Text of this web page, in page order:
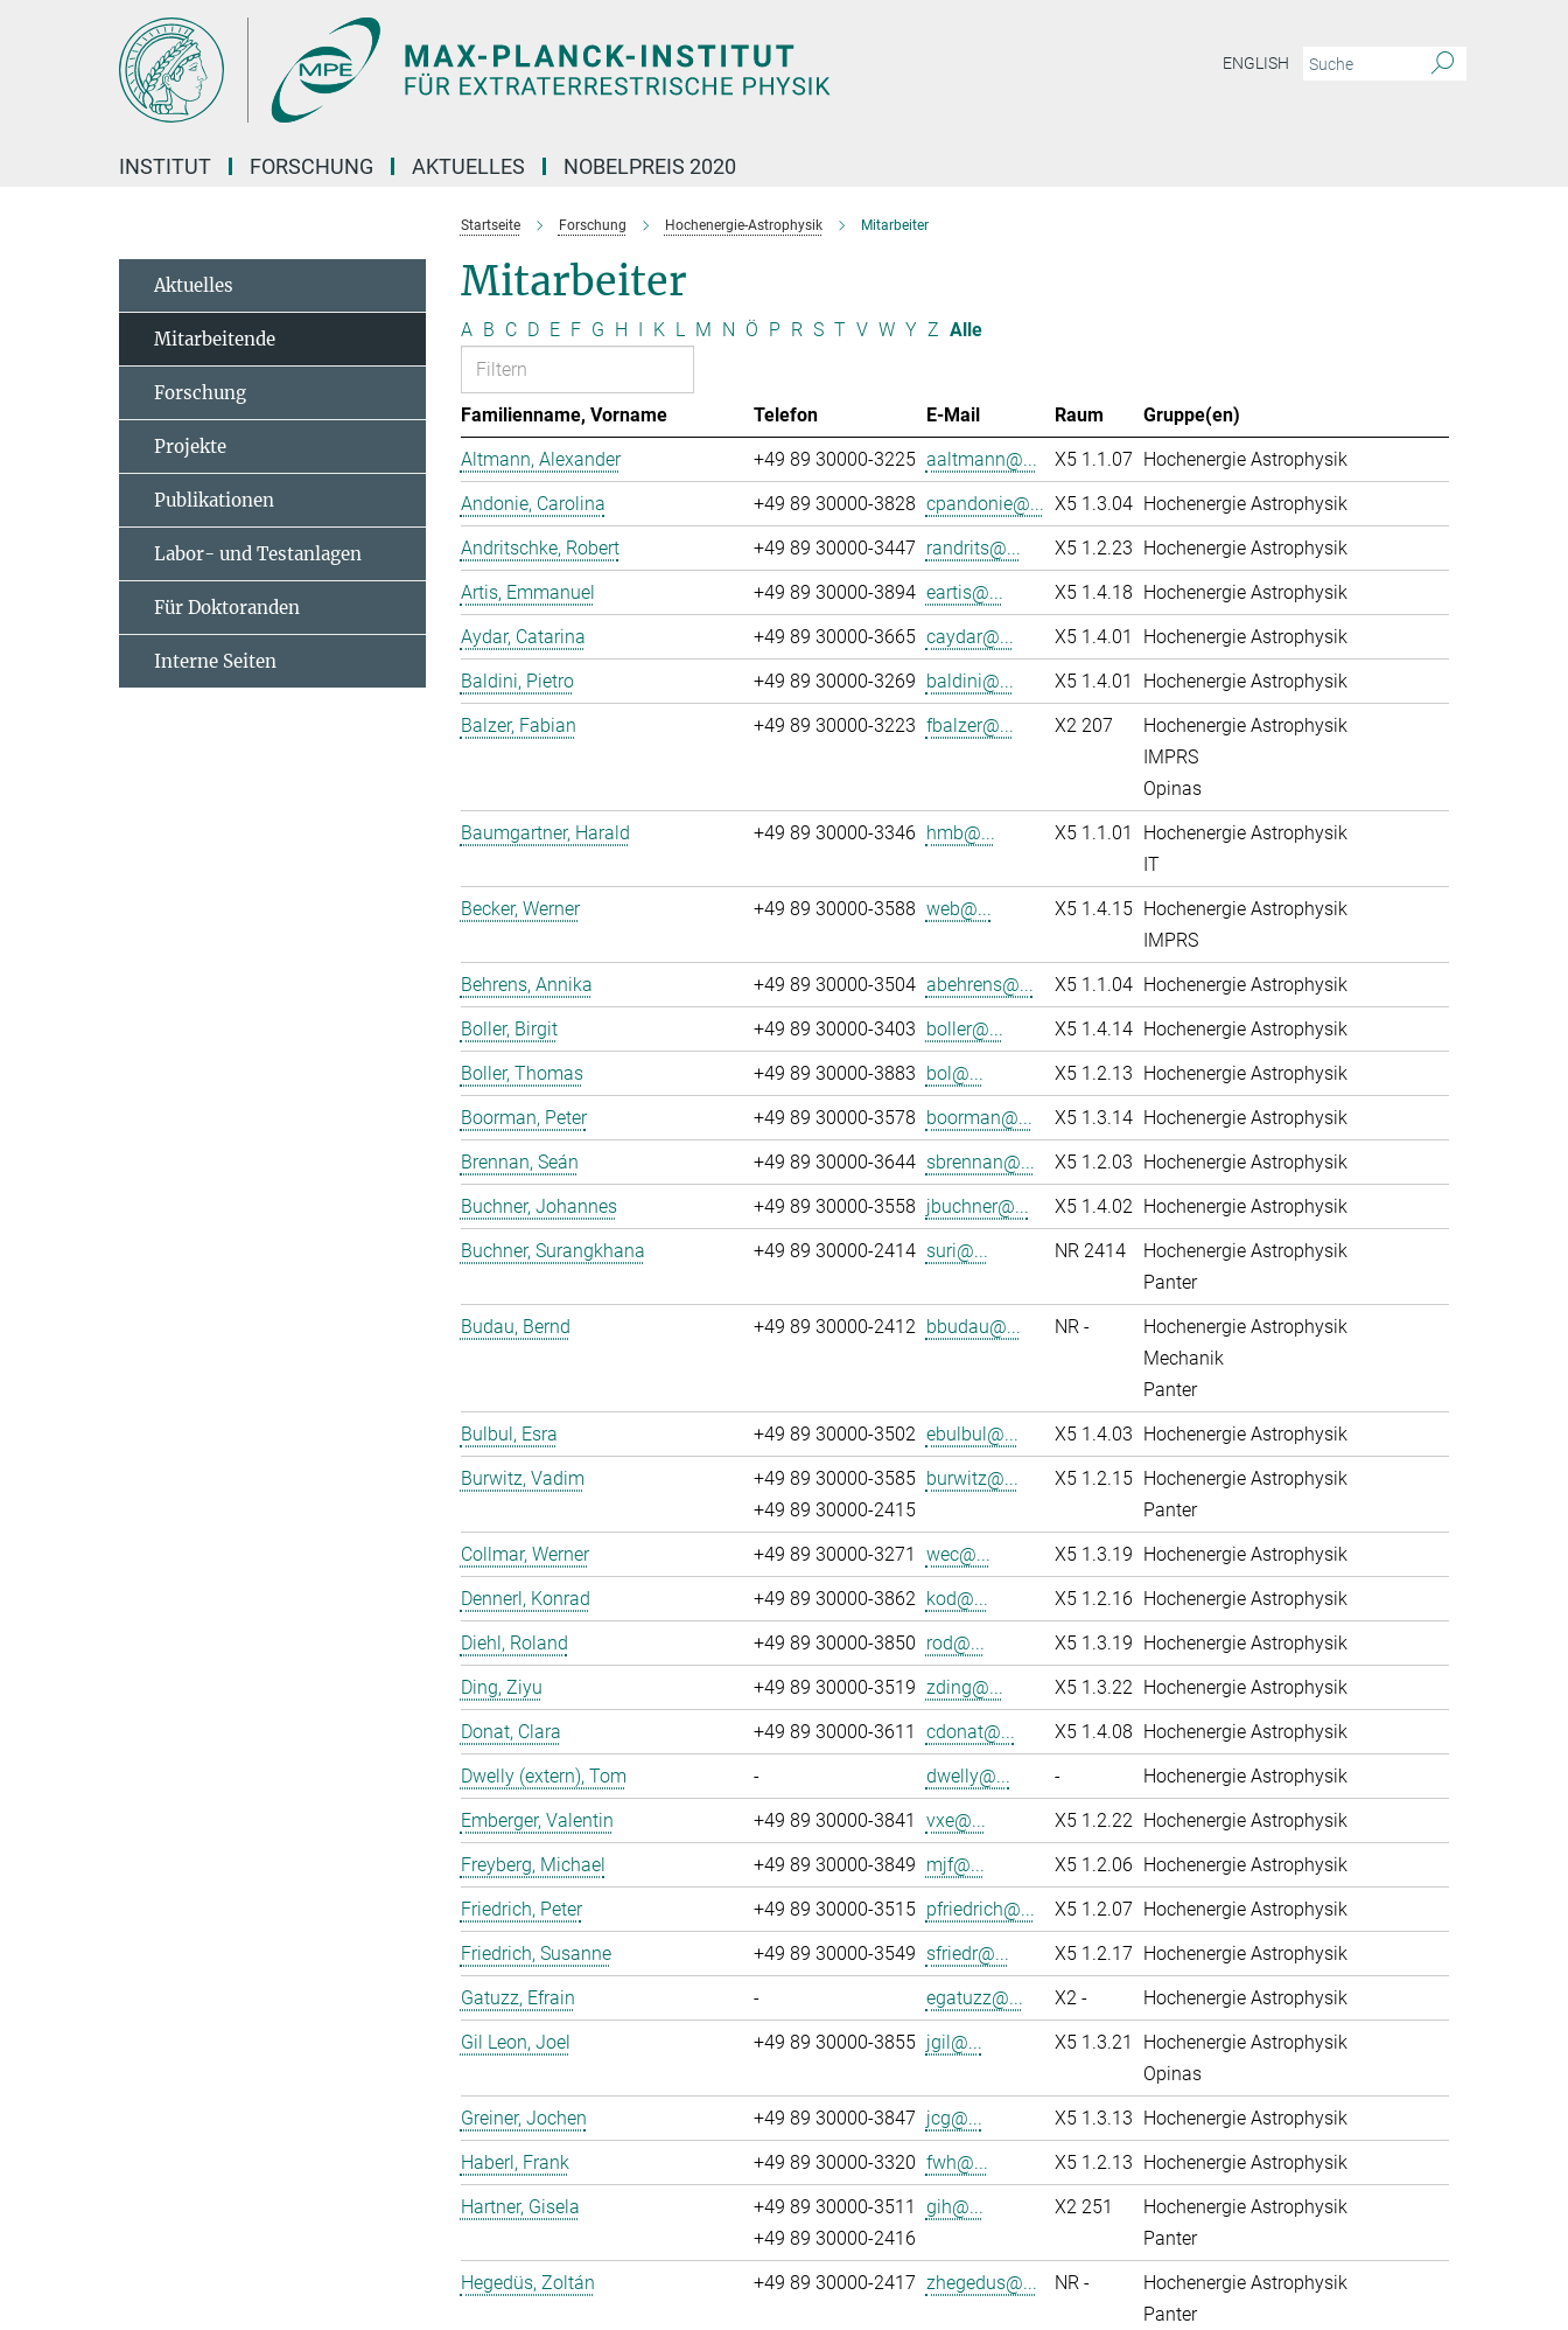
ENGLISH
INSTITUT FORSCHUNG AKTUELLES NOBELPREIS 2020
Startseite Forschung Hochenergie-Astrophysik Mitarbeiter
Mitarbeiter
A B C D E F G H I K L M N Ö P R S T V W Y Z Alle
Familienname, Vorname Telefon E-Mail Raum
Gruppe(en)
Altmann, Alexander
+49 89 30000-3225 aaltmann@... X5 1.1.07 Hochenergie Astrophysik
Andonie, Carolina
+49 89 30000-3828 cpandonie@... X5 1.3.04 Hochenergie Astrophysik
Andritschke, Robert
+49 89 30000-3447 randrits@... X5 1.2.23 Hochenergie Astrophysik
Artis, Emmanuel
+49 89 30000-3894 eartis@... X5 1.4.18 Hochenergie Astrophysik
Aydar, Catarina
+49 89 30000-3665 caydar@... X5 1.4.01
Hochenergie Astrophysik
Baldini, Pietro
+49 89 30000-3269 baldini@... X5 1.4.01
Hochenergie Astrophysik
Balzer, Fabian
+49 89 30000-3223 fbalzer@... X2 207
Hochenergie Astrophysik
IMPRS
Opinas
Baumgartner, Harald
+49 89 30000-3346 hmb@... X5 1.1.01
Hochenergie Astrophysik
IT
Becker, Werner
+49 89 30000-3588 web@... X5 1.4.15 Hochenergie Astrophysik
IMPRS
Behrens, Annika
+49 89 30000-3504 abehrens@... X5 1.1.04 Hochenergie Astrophysik
Boller, Birgit
+49 89 30000-3403 boller@... X5 1.4.14 Hochenergie Astrophysik
Boller, Thomas
+49 89 30000-3883 bol@... X5 1.2.13 Hochenergie Astrophysik
Boorman, Peter
+49 89 30000-3578 boorman@... X5 1.3.14 Hochenergie Astrophysik
Brennan, Seán
+49 89 30000-3644 sbrennan@... X5 1.2.03 Hochenergie Astrophysik
Buchner, Johannes
+49 89 30000-3558 jbuchner@... X5 1.4.02 Hochenergie Astrophysik
Buchner, Surangkhana
+49 89 30000-2414 suri@... NR 2414
Hochenergie Astrophysik
Panter
Budau, Bernd
+49 89 30000-2412 bbudau@... NR -
Hochenergie Astrophysik
Mechanik
Panter
Bulbul, Esra
+49 89 30000-3502 ebulbul@... X5 1.4.03 Hochenergie Astrophysik
Burwitz, Vadim
+49 89 30000-3585
+49 89 30000-2415
burwitz@... X5 1.2.15 Hochenergie Astrophysik
Panter
Collmar, Werner
+49 89 30000-3271 wec@... X5 1.3.19 Hochenergie Astrophysik
Dennerl, Konrad
+49 89 30000-3862 kod@... X5 1.2.16 Hochenergie Astrophysik
Diehl, Roland
+49 89 30000-3850 rod@... X5 1.3.19 Hochenergie Astrophysik
Ding, Ziyu
+49 89 30000-3519 zding@... X5 1.3.22 Hochenergie Astrophysik
Donat, Clara
+49 89 30000-3611 cdonat@... X5 1.4.08 Hochenergie Astrophysik
Dwelly (extern), Tom
- dwelly@... -
Hochenergie Astrophysik
Emberger, Valentin
+49 89 30000-3841 vxe@... X5 1.2.22 Hochenergie Astrophysik
Freyberg, Michael
+49 89 30000-3849 mjf@... X5 1.2.06 Hochenergie Astrophysik
Friedrich, Peter
+49 89 30000-3515 pfriedrich@... X5 1.2.07 Hochenergie Astrophysik
Friedrich, Susanne
+49 89 30000-3549 sfriedr@... X5 1.2.17 Hochenergie Astrophysik
Gatuzz, Efrain
- egatuzz@... X2 -
Hochenergie Astrophysik
Gil Leon, Joel
+49 89 30000-3855 jgil@... X5 1.3.21
Hochenergie Astrophysik
Opinas
Greiner, Jochen
+49 89 30000-3847 jcg@... X5 1.3.13 Hochenergie Astrophysik
Haberl, Frank
+49 89 30000-3320 fwh@... X5 1.2.13 Hochenergie Astrophysik
Hartner, Gisela
+49 89 30000-3511
+49 89 30000-2416
gih@... X2 251
Hochenergie Astrophysik
Panter
Hegedüs, Zoltán
+49 89 30000-2417 zhegedus@... NR -
Hochenergie Astrophysik
Panter
Aktuelles
Mitarbeitende
Forschung
Projekte
Publikationen
Labor- und Testanlagen
Für Doktoranden
Interne Seiten